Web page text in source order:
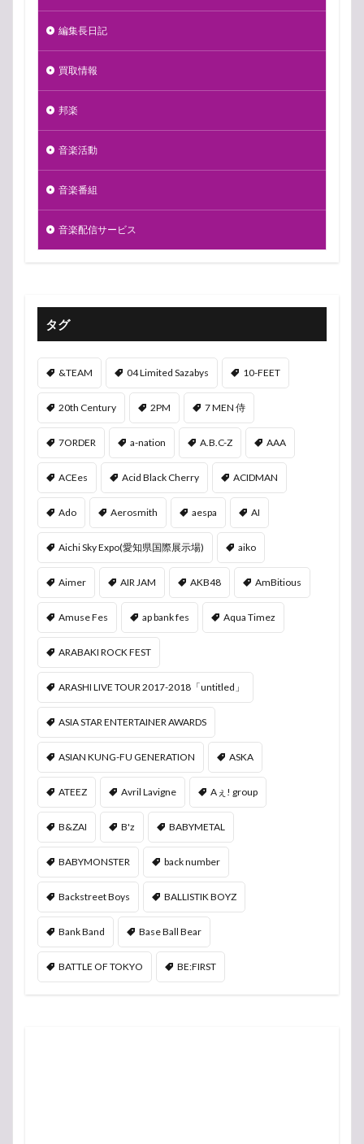
編集長日記
買取情報
邦楽
音楽活動
音楽番組
音楽配信サービス
タグ
&TEAM 04 Limited Sazabys 10-FEET
20th Century 2PM 7 MEN 侍
7ORDER a-nation A.B.C-Z AAA
ACEes Acid Black Cherry ACIDMAN
Ado Aerosmith aespa AI
Aichi Sky Expo(愛知県国際展示場) aiko
Aimer AIR JAM AKB48 AmBitious
Amuse Fes ap bank fes Aqua Timez
ARABAKI ROCK FEST
ARASHI LIVE TOUR 2017-2018「untitled」
ASIA STAR ENTERTAINER AWARDS
ASIAN KUNG-FU GENERATION ASKA
ATEEZ Avril Lavigne Aぇ! group
B&ZAI B'z BABYMETAL
BABYMONSTER back number
Backstreet Boys BALLISTIK BOYZ
Bank Band Base Ball Bear
BATTLE OF TOKYO BE:FIRST